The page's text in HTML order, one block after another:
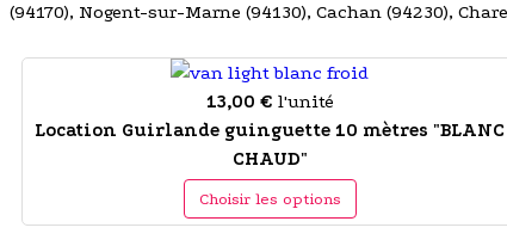
(94170), Nogent-sur-Marne (94130), Cachan (94230),
13,00 € l'unité
Location Guirlande guinguette 10 mètres "BLANC
CHAUD"
Choisir les options